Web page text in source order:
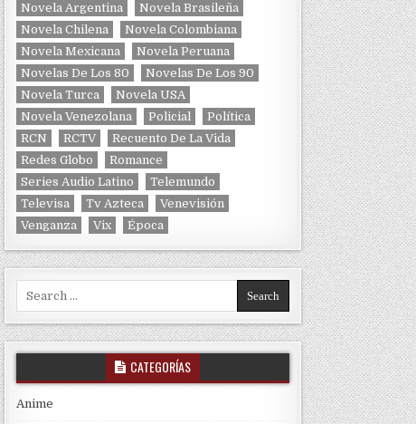
Novela Argentina
Novela Brasileña
Novela Chilena
Novela Colombiana
Novela Mexicana
Novela Peruana
Novelas De Los 80
Novelas De Los 90
Novela Turca
Novela USA
Novela Venezolana
Policial
Política
RCN
RCTV
Recuento De La Vida
Redes Globo
Romance
Series Audio Latino
Telemundo
Televisa
Tv Azteca
Venevisión
Venganza
Vix Época
Search for:
CATEGORÍAS
Anime